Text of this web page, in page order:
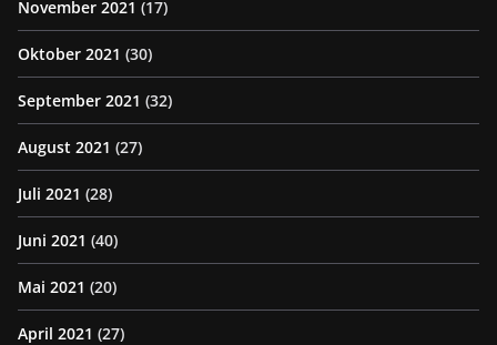
November 2021 (17)
Oktober 2021 (30)
September 2021 (32)
August 2021 (27)
Juli 2021 (28)
Juni 2021 (40)
Mai 2021 (20)
April 2021 (27)